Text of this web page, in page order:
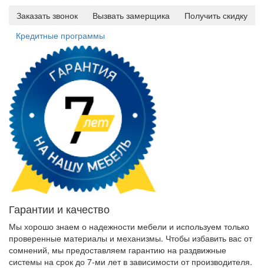
Заказать звонок
Вызвать замерщика
Получить скидку
Кредитные программы
Гарантии и качество
Мы хорошо знаем о надежности мебели и используем только
проверенные материалы и механизмы. Чтобы избавить вас от
сомнений, мы предоставляем гарантию на раздвижные
системы на срок до 7-ми лет в зависимости от производителя.